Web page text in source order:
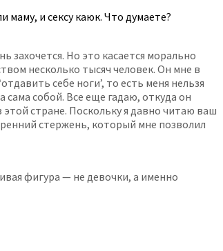
и сексу каюк. Что думаете?
захочется. Но это касается морально
несколько тысяч человек. Он мне в
себе ноги’, то есть меня нельзя
собой. Все еще гадаю, откуда он
стране. Поскольку я давно читаю ваш
стержень, который мне позволил
фигура — не девочки, а именно